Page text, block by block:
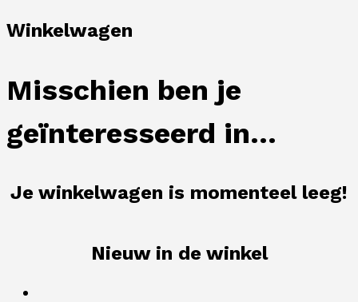
Menu
Winkelwagen
Misschien ben je
geïnteresseerd in…
Je winkelwagen is momenteel leeg!
Nieuw in de winkel